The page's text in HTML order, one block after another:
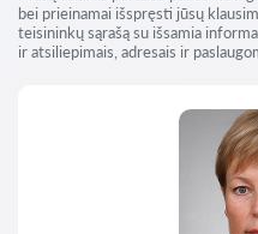
bei prieinamai išspręsti jūsų
teisininkų sąrašą su išsamia
ir atsiliepimais, adresais ir